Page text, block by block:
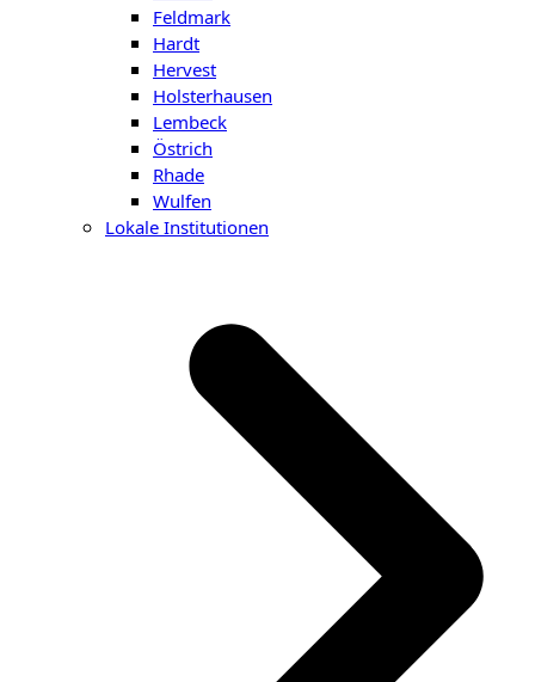
Feldmark
Hardt
Hervest
Holsterhausen
Lembeck
Östrich
Rhade
Wulfen
Lokale Institutionen